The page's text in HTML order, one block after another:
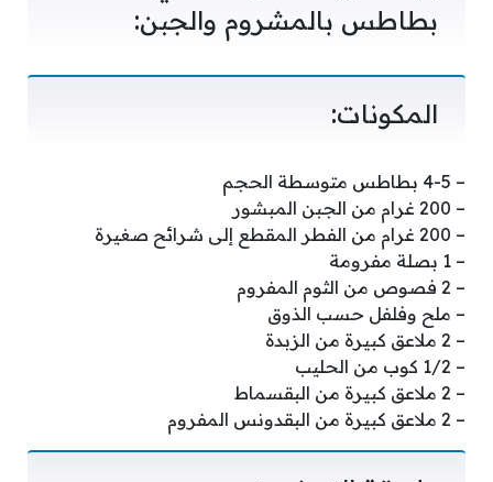
بطاطس بالمشروم والجبن:
المكونات:
– 4-5 بطاطس متوسطة الحجم
– 200 غرام من الجبن المبشور
– 200 غرام من الفطر المقطع إلى شرائح صغيرة
– 1 بصلة مفرومة
– 2 فصوص من الثوم المفروم
– ملح وفلفل حسب الذوق
– 2 ملاعق كبيرة من الزبدة
– 1/2 كوب من الحليب
– 2 ملاعق كبيرة من البقسماط
– 2 ملاعق كبيرة من البقدونس المفروم